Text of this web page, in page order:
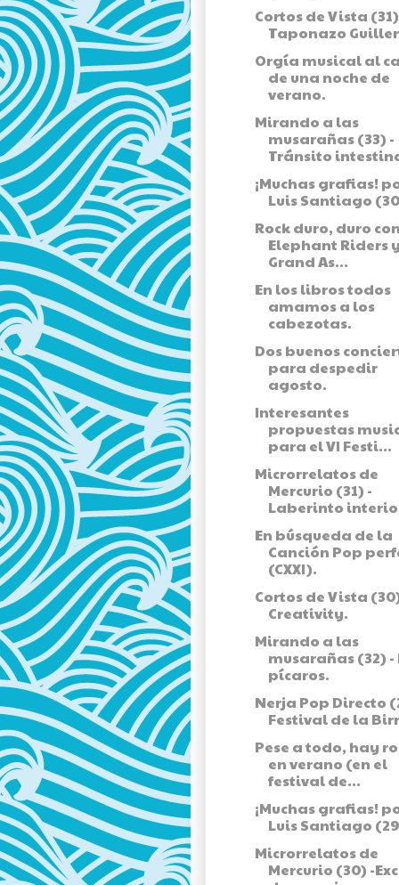
Cortos de Vista
Taponazo
Orgía musical al
de una noche de
verano.
Mirando a las
musarañas (33) -
Tránsito
¡Muchas grafias!
Luis Santiago
Rock duro, duro
Elephant Riders
Grand As...
En los libros todos
amamos a los
cabezotas.
Dos buenos
para despedir
agosto.
Interesantes
propuestas
para el VI Festi...
Microrrelatos de
Mercurio (31) -
Laberinto
En búsqueda de la
Canción Pop
(CXXI).
Cortos de Vista
Creativity.
Mirando a las
musarañas (32) -
pícaros.
Nerja Pop Directo
Festival de la
Pese a todo, hay
en verano (en el
festival de...
¡Muchas grafias!
Luis Santiago
Microrrelatos de
Mercurio (30) -